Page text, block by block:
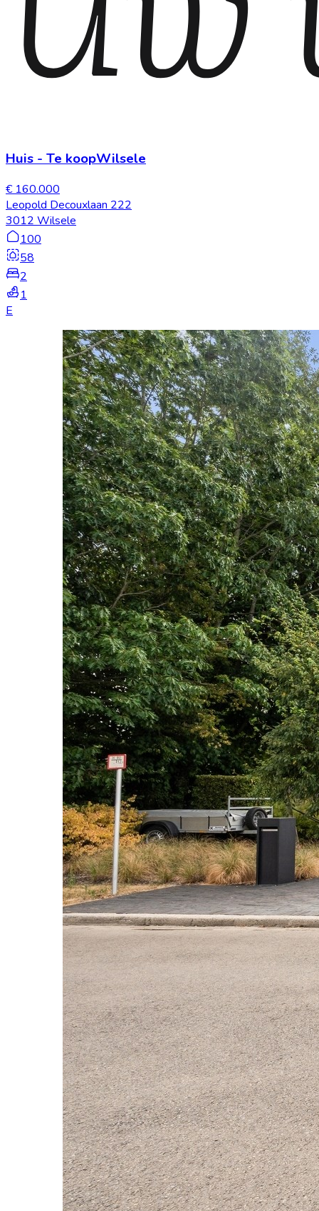
Huis - Te koopWilsele
€ 160.000
Leopold Decouxlaan 222
3012 Wilsele
100
58
2
1
E